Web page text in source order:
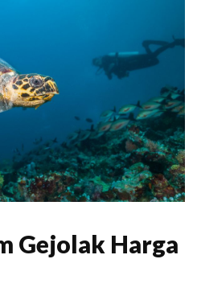
Gejolak Harga